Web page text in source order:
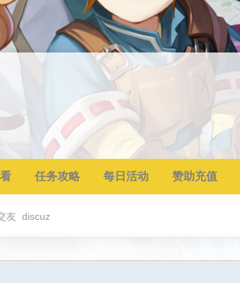
任务攻略 每日活动 赞助充值
友 discuz